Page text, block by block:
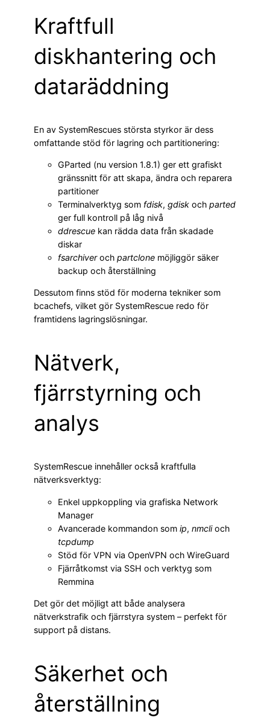
Kraftfull
diskhantering och
dataräddning
En av SystemRescues största styrkor är dess
omfattande stöd för lagring och partitionering:
GParted (nu version 1.8.1) ger ett grafiskt
gränssnitt för att skapa, ändra och reparera
partitioner
Terminalverktyg som fdisk, gdisk och parted
ger full kontroll på låg nivå
ddrescue kan rädda data från skadade
diskar
fsarchiveroch partclone möjliggör säker
backup och återställning
Dessutom finns stöd för moderna tekniker som
bcachefs, vilket gör SystemRescue redo för
framtidens lagringslösningar.
Nätverk,
fjärrstyrning och
analys
SystemRescue innehåller också kraftfulla
nätverksverktyg:
Enkel uppkoppling via grafiska Network
Manager
Avancerade kommandon som ip, nmclioch
tcpdump
Stöd för VPN via OpenVPN och WireGuard
Fjärråtkomst via SSH och verktyg som
Remmina
Det gör det möjligt att både analysera
nätverkstrafik och fjärrstyra system – perfekt för
support på distans.
Säkerhet och
återställning